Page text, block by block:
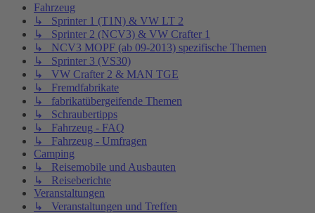
Fahrzeug
↳ Sprinter 1 (T1N) & VW LT 2
↳ Sprinter 2 (NCV3) & VW Crafter 1
↳ NCV3 MOPF (ab 09-2013) spezifische Themen
↳ Sprinter 3 (VS30)
↳ VW Crafter 2 & MAN TGE
↳ Fremdfabrikate
↳ fabrikatübergeifende Themen
↳ Schraubertipps
↳ Fahrzeug - FAQ
↳ Fahrzeug - Umfragen
Camping
↳ Reisemobile und Ausbauten
↳ Reiseberichte
Veranstaltungen
↳ Veranstaltungen und Treffen